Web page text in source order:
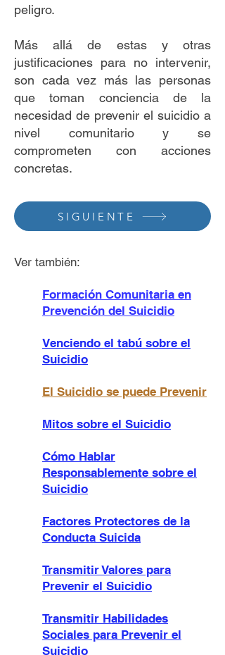
peligro.
Más allá de estas y otras
justificaciones para no intervenir,
son cada vez más las personas
que toman conciencia de la
necesidad de prevenir el suicidio a
nivel comunitario y se
comprometen con acciones
concretas.
SIGUIENTE
Ver también:
Formación Comunitaria en
Prevención del Suicidio
Venciendo el tabú sobre el
Suicidio
El Suicidio se puede Prevenir
Mitos sobre el Suicidio
Cómo Hablar
Responsablemente sobre el
Suicidio
Factores Protectores de la
Conducta Suicida
Transmitir Valores para
Prevenir el Suicidio
Transmitir Habilidades
Sociales para Prevenir el
Suicidio